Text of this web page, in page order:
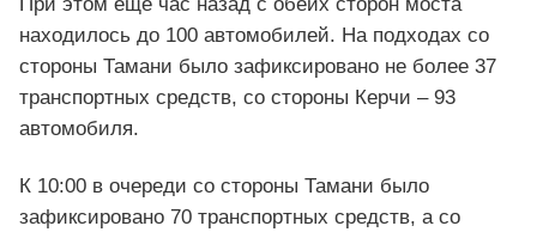
находилось до 100 автомобилей. На подходах со
стороны Тамани было зафиксировано не более 37
транспортных средств, со стороны Керчи – 93
автомобиля.
К 10:00 в очереди со стороны Тамани было
зафиксировано 70 транспортных средств, а со